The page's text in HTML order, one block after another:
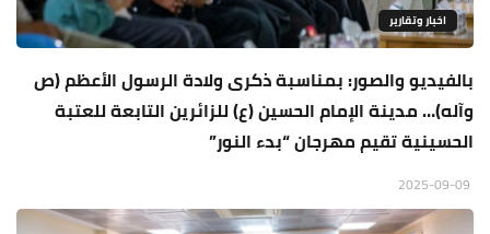
اخبار وتقارير
بالفيديو والصور: بمناسبة ذكرى ولادة الرسول الأعظم (ص
وآله)… مدينة الإمام الحسين (ع) للزائرين التابعة للعتبة
الحسينية تقيم مهرجان “بدء النور”